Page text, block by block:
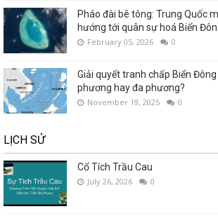
Pháo đài bê tông: Trung Quốc
hướng tới quân sự hoá Biển
February 05, 2026 0
Giải quyết tranh chấp Biển
phương hay đa phương?
November 19, 2025 0
LỊCH SỬ
Cổ Tích Trầu Cau
July 26, 2026 0